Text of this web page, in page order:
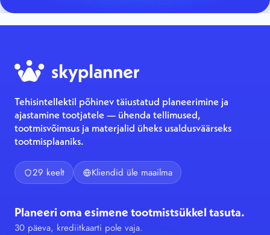
Tehisintellektil põhinev täiustatud planeerimine ja
ajastamine tootjatele — ühenda tellimused,
tootmisvõimsus ja materjalid üheks usaldusväärseks
tootmisplaaniks.
29 keelt Kliendid üle maailma
Planeeri oma esimene tootmistsükkel tasuta.
30 päeva, krediitkaarti pole vaja.